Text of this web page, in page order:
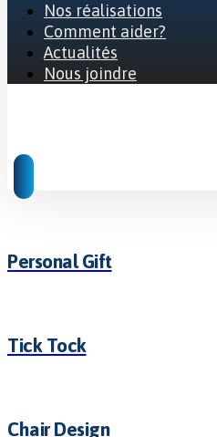
Nos réalisations
Comment aider?
Actualités
Nous joindre
Personal Gift
Tick Tock
Chair Design